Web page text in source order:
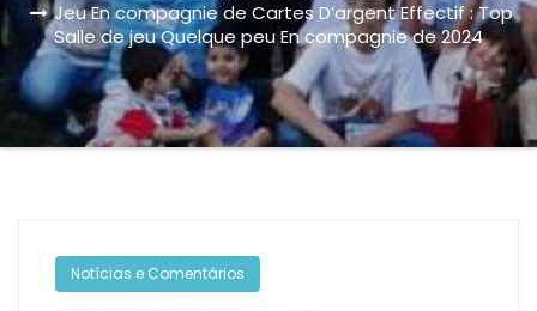
Jeu En compagnie de Cartes D’argent Effectif : Top
Salle de jeu Quelque peu En compagnie de 2024
Notícias e Comentários